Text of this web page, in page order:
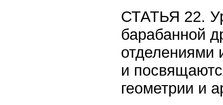
СТАТЬЯ 22.
барабанной
отделениями
и
геометрии и